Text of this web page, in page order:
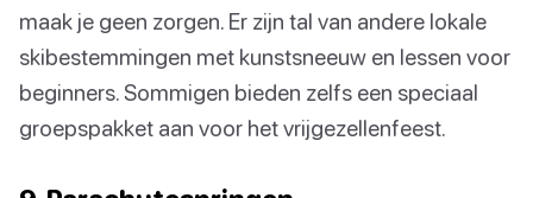
maak je geen zorgen. Er zijn tal van andere lokale
skibestemmingen met kunstsneeuw en lessen voor
beginners. Sommigen bieden zelfs een speciaal
groepspakket aan voor het vrijgezellenfeest.